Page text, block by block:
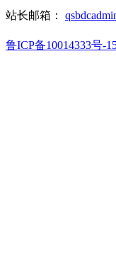
站长邮箱：
鲁ICP备10014333号-